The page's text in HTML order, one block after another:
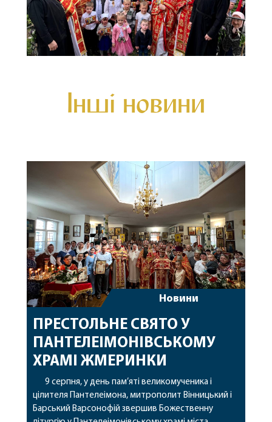
Інші новини
Новини
ПРЕСТОЛЬНЕ СВЯТО У
ПАНТЕЛЕІМОНІВСЬКОМУ
ХРАМІ ЖМЕРИНКИ
9 серпня, у день пам’яті великомученика і
цілителя Пантелеімона, митрополит Вінницький і
Барський Варсонофій звершив Божественну